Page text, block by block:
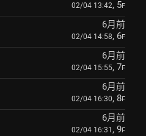
02/04 13:42, 5F
6月前
02/04 14:58, 6F
6月前
02/04 15:55, 7F
6月前
02/04 16:30, 8F
6月前
02/04 16:31 , 9F